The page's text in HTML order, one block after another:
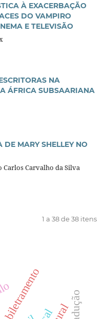
À EXACERBAÇÃO
DO VAMPIRO
E TELEVISÃO
NA
ÁFRICA SUBSAARIANA
DE MARY SHELLEY NO
Carlos Carvalho da Silva
1 a 38 de 38 itens
biletramento